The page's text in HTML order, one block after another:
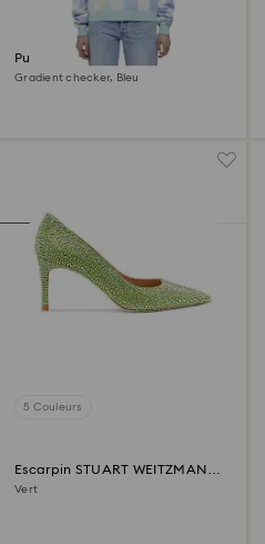
Pull Liberal Youth Ministry
Gradient checker, Bleu
5 Couleurs
Escarpin STUART WEITZMAN
Stuart Power Shine
Vert